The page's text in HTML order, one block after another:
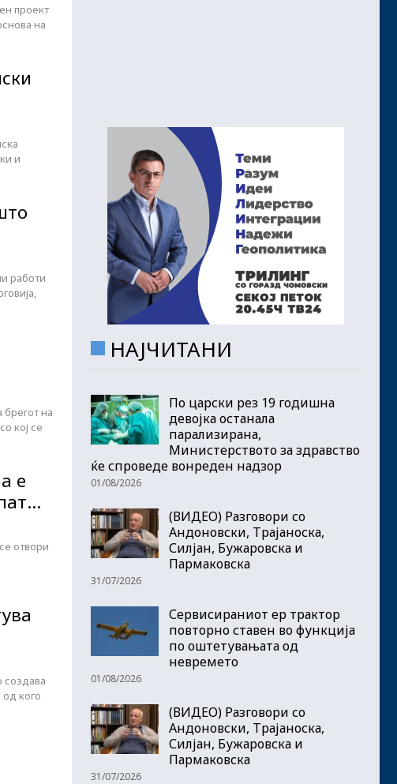
проект
на
и
работи
на
кој се
е
отвори
создава
од кого
НАЈЧИТАНИ
По царски рез 19 годишна
девојка останала
парализирана,
Министерството за здравство
ќе спроведе вонреден надзор
01/08/2026
(ВИДЕО) Разговори со
Андоновски, Трајаноска,
Силјан, Бужаровска и
Пармаковска
31/07/2026
Сервисираниот ер трактор
повторно ставен во функција
по оштетувањата од
невремето
01/08/2026
(ВИДЕО) Разговори со
Андоновски, Трајаноска,
Силјан, Бужаровска и
Пармаковска
31/07/2026